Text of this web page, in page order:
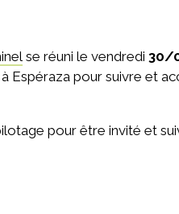
se réuni le vendredi 30/
Espéraza pour suivre et
pour être invité et